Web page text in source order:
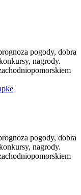
pogody, dobra
nagrody.
pogody, dobra
nagrody.